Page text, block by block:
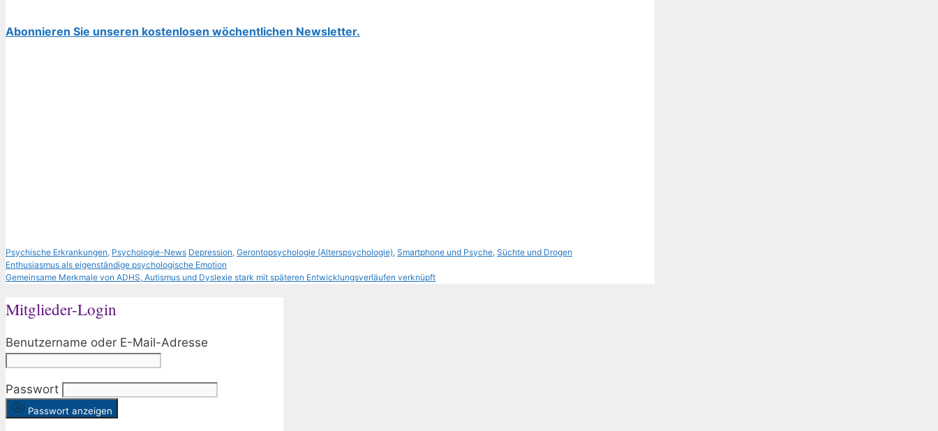
Abonnieren Sie unseren kostenlosen wöchentlichen Newsletter.
Kategorien
Psychische Erkrankungen Psychologie-News Schlagwörter
Depression Gerontopsychologie (Alterspsychologie) Smartphone und Psyche Süchte und Drogen
Enthusiasmus als eigenständige psychologische Emotion
Gemeinsame Merkmale von ADHS, Autismus und Dyslexie stark mit späteren Entwicklungsverläufen verknüpft
Mitglieder-Login
Benutzername oder E-Mail-Adresse
Passwort
Passwort anzeigen